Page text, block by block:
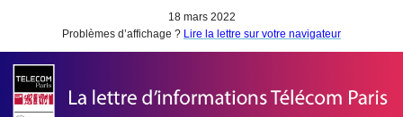
18 mars 2022
Problèmes d’affichage ? Lire la lettre sur votre navigateur